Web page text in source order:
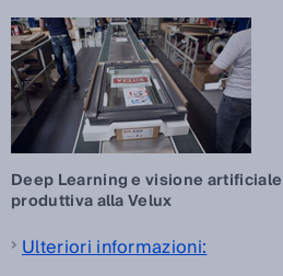
Deep Learning e visione
produttiva alla Velux
Ulteriori informazioni: